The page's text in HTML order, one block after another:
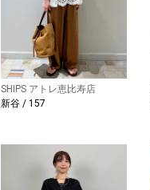
SHIPS アトレ恵比寿店
新谷 / 157